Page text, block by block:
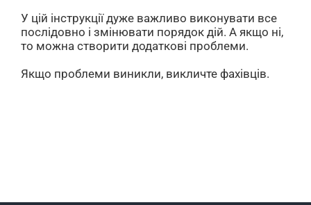
У цій інструкції дуже важливо виконувати все
послідовно і змінювати порядок дій. А якщо ні,
то можна створити додаткові проблеми.
Якщо проблеми виникли, викличте фахівців.